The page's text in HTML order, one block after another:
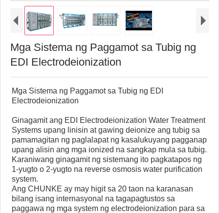
Mga Sistema ng Paggamot sa Tubig ng
EDI Electrodeionization
Mga Sistema ng Paggamot sa Tubig ng EDI
Electrodeionization
Ginagamit ang EDI Electrodeionization Water Treatment
Systems upang linisin at gawing deionize ang tubig sa
pamamagitan ng paglalapat ng kasalukuyang pagganap
upang alisin ang mga ionized na sangkap mula sa tubig.
Karaniwang ginagamit ng sistemang ito pagkatapos ng
1-yugto o 2-yugto na reverse osmosis water purification
system.
Ang CHUNKE ay may higit sa 20 taon na karanasan
bilang isang internasyonal na tagapagtustos sa
paggawa ng mga system ng electrodeionization para sa